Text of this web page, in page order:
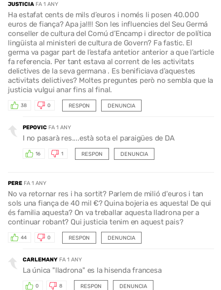
JUSTICIA FA 1 ANY
Ha estafat cents de mils d’euros i només li posen 40.000
euros de fiança? Apa ja!!!! Son les influencies del Seu Germá
conseller de cultura del Comú d’Encamp i director de política
lingüista al ministeri de cultura de Govern? Fa fastic. El
germa va pagar part de l’estafa antetior anterior a que l’article
fa referencia. Per tant estava al corrent de les activitats
delictives de la seva germana . Es benificiava d’aquestes
activitats delictives? Moltes preguntes però no sembla que la
justicia vulgui anar fins al final.
RESPON
38 0 DENUNCIA
PEPOVIC FA 1 ANY
I no pasarà res....està sota el paraigües de DA
RESPON
16 1 DENUNCIA
PERE FA 1 ANY
No va retornar res i ha sortit? Parlem de milió d'euros i tan
sols una fiança de 40 mil €? Quina bojeria es aquesta! De qui
és familia aquesta? On va treballar aquesta lladrona per a
continuar robant? Qui justicia tenim en aquest pais?
RESPON
44 0 DENUNCIA
CARLEMANY FA 1 ANY
La única "lladrona" es la hisenda francesa
RESPON
0 8 DENUNCIA